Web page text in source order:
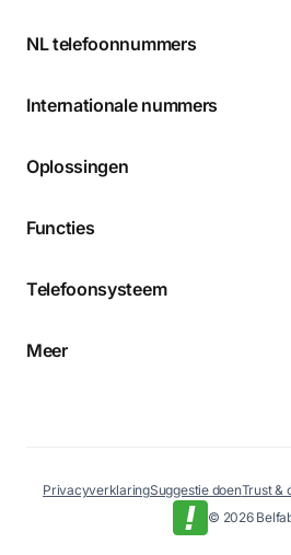
NL telefoonnummers
Internationale nummers
Oplossingen
Functies
Telefoonsysteem
Meer
© 2026
PrivacyverklaringSuggestie doenTrust &